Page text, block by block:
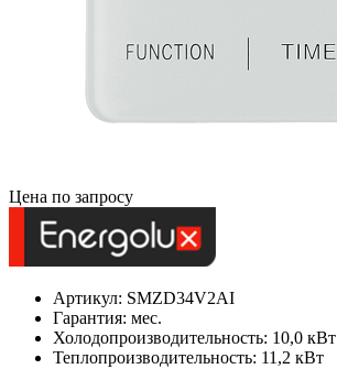
Цена по запросу
Артикул: SMZD34V2AI
Гарантия: мес.
Холодопроизводительность: 10,0 кВт
Теплопроизводительность: 11,2 кВт